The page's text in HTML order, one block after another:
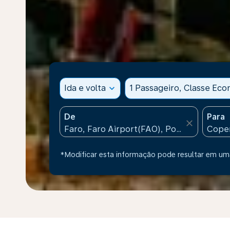
Ida e volta expand_more 1 Passageiro, Classe
De
close
Para
*Modificar esta informação pode resultar em